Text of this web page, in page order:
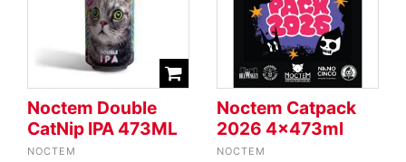
Noctem Double
CatNip IPA 473ML
NOCTEM
Noctem Catpack
2026 4x473ml
NOCTEM